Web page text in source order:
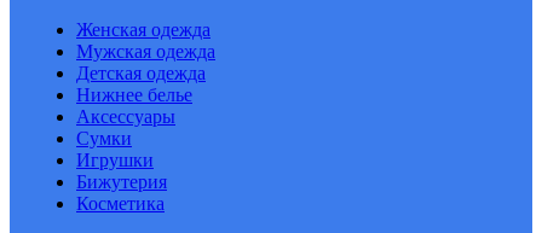
Женская одежда
Мужская одежда
Детская одежда
Нижнее белье
Аксессуары
Сумки
Игрушки
Бижутерия
Косметика